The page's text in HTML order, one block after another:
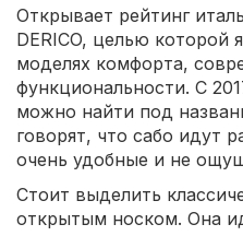
Открывает рейтинг
DERICO, целью которой
моделях комфорта,
функциональности. С
можно найти под
говорят, что сабо идут
очень удобные и не
Стоит выделить
открытым носком. Она